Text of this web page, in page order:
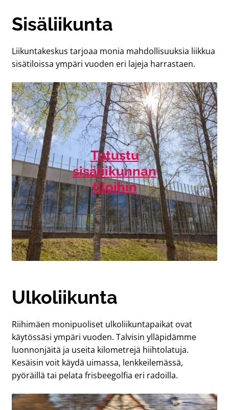
Sisäliikunta
Liikuntakeskus tarjoaa monia mahdollisuuksia liikkua
sisätiloissa ympäri vuoden eri lajeja harrastaen.
Tutustu
sisäliikunnan
tiloihin
Ulkoliikunta
Riihimäen monipuoliset ulkoliikuntapaikat ovat
käytössäsi ympäri vuoden. Talvisin ylläpidämme
luonnonjäitä ja useita kilometrejä hiihtolatuja.
Kesäisin voit käydä uimassa, lenkkeilemässä,
pyöräillä tai pelata frisbeegolfia eri radoilla.